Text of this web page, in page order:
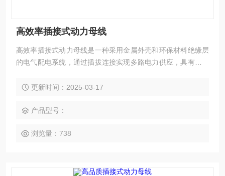
高效率插接式动力母线
高效率插接式动力母线是一种采用金属外壳和环保材料绝缘层
的电气配电系统，通过插拔连接实现多路电力供应，具有高效
更新时间：2025-03-17
产品型号：
浏览量：738